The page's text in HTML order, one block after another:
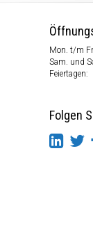
Mon. t/m
Sam. und
Feiertagen:
Folgen